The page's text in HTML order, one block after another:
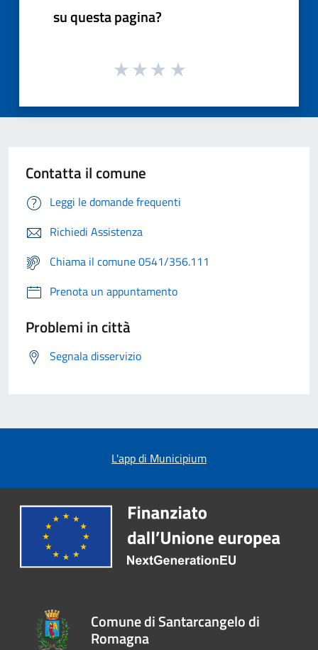
su questa pagina?
Contatta il comune
Leggi le domande frequenti
Richiedi Assistenza
Chiama il comune 0541/356.111
Prenota un appuntamento
Problemi in città
Segnala disservizio
L'app di Municipium
Comune di Santarcangelo di
Romagna